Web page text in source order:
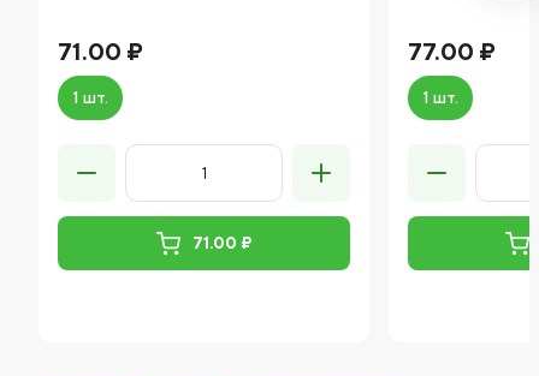
71.00 ₽
1 шт.
71.00 ₽
77.00 ₽
1 шт.